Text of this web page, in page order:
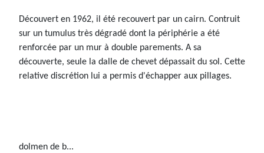
Découvert en 1962, il été recouvert par un cairn. Contruit
sur un tumulus très dégradé dont la périphérie a été
renforcée par un mur à double parements. A sa
découverte, seule la dalle de chevet dépassait du sol. Cette
relative discrétion lui a permis d'échapper aux pillages.
dolmen de b...